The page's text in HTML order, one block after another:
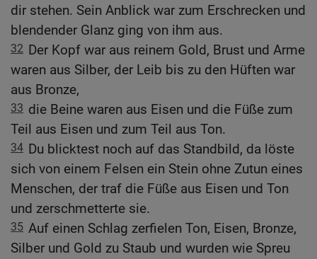
dir stehen. Sein Anblick war zum Erschrecken und
blendender Glanz ging von ihm aus.
32 Der Kopf war aus reinem Gold, Brust und Arme
waren aus Silber, der Leib bis zu den Hüften war
aus Bronze,
33 die Beine waren aus Eisen und die Füße zum
Teil aus Eisen und zum Teil aus Ton.
34 Du blicktest noch auf das Standbild, da löste
sich von einem Felsen ein Stein ohne Zutun eines
Menschen, der traf die Füße aus Eisen und Ton
und zerschmetterte sie.
35 Auf einen Schlag zerfielen Ton, Eisen, Bronze,
Silber und Gold zu Staub und wurden wie Spreu